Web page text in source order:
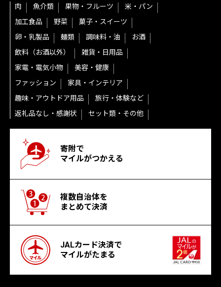
肉 魚介類 果物・フルーツ
米・パン
加工食品
野菜
菓子・スイーツ
卵・乳製品
麺類 調味料・油
お酒
飲料（お酒以外）
雑貨・日用品
家電・電気小物
美容・健康
ファッション
家具・インテリア
趣味・アウトドア用品
旅行・体験など
返礼品なし・感謝状
セット類・その他
寄附で
マイルがつかえる
複数自治体を
まとめて決済
JALカード決済で
マイルがたまる